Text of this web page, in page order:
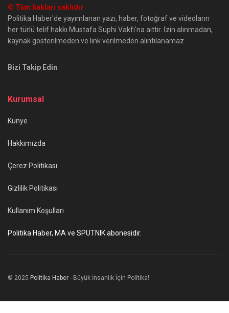
© Tüm hakları saklıdır
Politika Haber'de yayımlanan yazı, haber, fotoğraf ve videoların
her türlü telif hakkı Mustafa Suphi Vakfı'na aittir. İzin alınmadan,
kaynak gösterilmeden ve link verilmeden alıntılanamaz.
Bizi Takip Edin
Kurumsal
Künye
Hakkımızda
Çerez Politikası
Gizlilik Politikası
Kullanım Koşulları
Politika Haber, MA ve SPUTNIK abonesidir.
© 2025 Politika Haber - Büyük İnsanlık İçin Politika!